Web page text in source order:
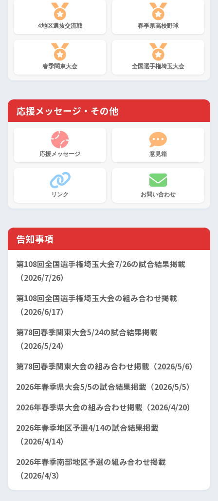
4地区選抜交流戦 春季県高校野球
春季関東大会 全国選手権埼玉大会
応援メッセージ・その他
応援メッセージ 意見箱
リンク お問い合わせ
告知事項
第108回全国選手権埼玉大会7/26の試合結果掲載
（2026/7/26）
第108回全国選手権埼玉大会の組み合わせ掲載
（2026/6/17）
第78回春季関東大会5/24の試合結果掲載
（2026/5/24）
第78回春季関東大会の組み合わせ掲載（2026/5/6）
2026年春季県大会5/5の試合結果掲載（2026/5/5）
2026年春季県大会の組み合わせ掲載（2026/4/20）
2026年春季地区予選4/14の試合結果掲載
（2026/4/14）
2026年春季南部地区予選の組み合わせ掲載
（2026/4/3）